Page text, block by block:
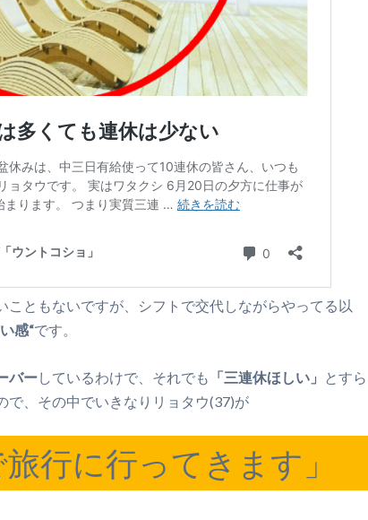
こともないですが、シフトで交代しながらやってる以
感“です。
バーしているわけで、それでも 「三連休ほしい」
とすら
で、その中でいきなりリョタウ(37)が
旅行に行ってきます」